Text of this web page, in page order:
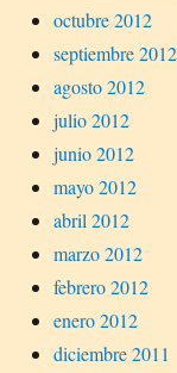
octubre 2012
septiembre 2012
agosto 2012
julio 2012
junio 2012
mayo 2012
abril 2012
marzo 2012
febrero 2012
enero 2012
diciembre 2011